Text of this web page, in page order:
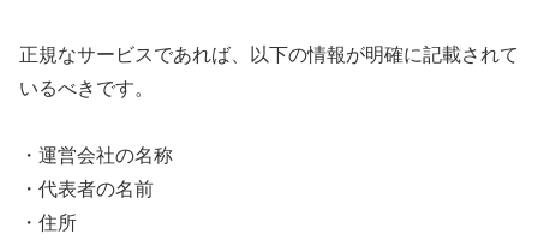
正規なサービスであれば、以下の情報が明確に記載されて
いるべきです。
・運営会社の名称
・代表者の名前
・住所